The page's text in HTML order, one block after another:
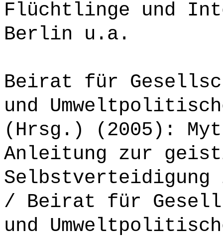
Flüchtlinge und
Berlin u.a.
Beirat für
und
(Hrsg.) (2005):
Anleitung zur
/ Beirat für
und